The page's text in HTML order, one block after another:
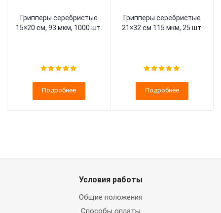
Грипперы серебристые
15×20 см, 93 мкм, 1000 шт.
Подробнее
Грипперы серебристые
21×32 см 115 мкм, 25 шт.
Подробнее
Условия работы
Общие положения
Способы оплаты